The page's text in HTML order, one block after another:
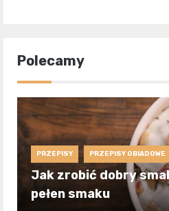
Polecamy
PRZEPISY PRZEPISY OBIADOWE
Jak zrobić dobry
pełen smaku